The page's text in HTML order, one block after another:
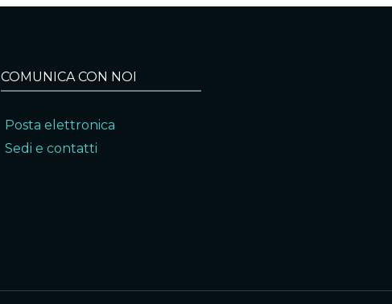
COMUNICA CON NOI
Posta elettronica
Sedi e contatti